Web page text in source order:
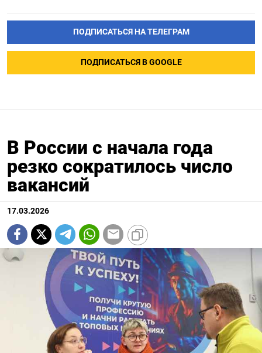
ПОДПИСАТЬСЯ НА ТЕЛЕГРАМ
ПОДПИСАТЬСЯ В GOOGLE
В России с начала года
резко сократилось число
вакансий
17.03.2026